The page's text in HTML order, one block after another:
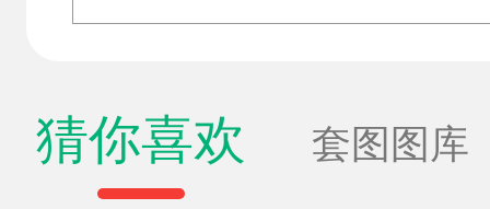
猜你喜欢 套图图库